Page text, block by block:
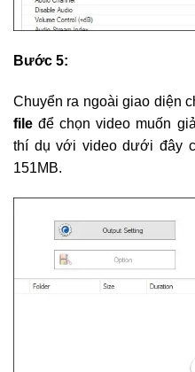
Bước 5:
Chuyển ra ngoài giao diện
fileđể chọn video muốn
thí dụ với video dưới đây
151MB.